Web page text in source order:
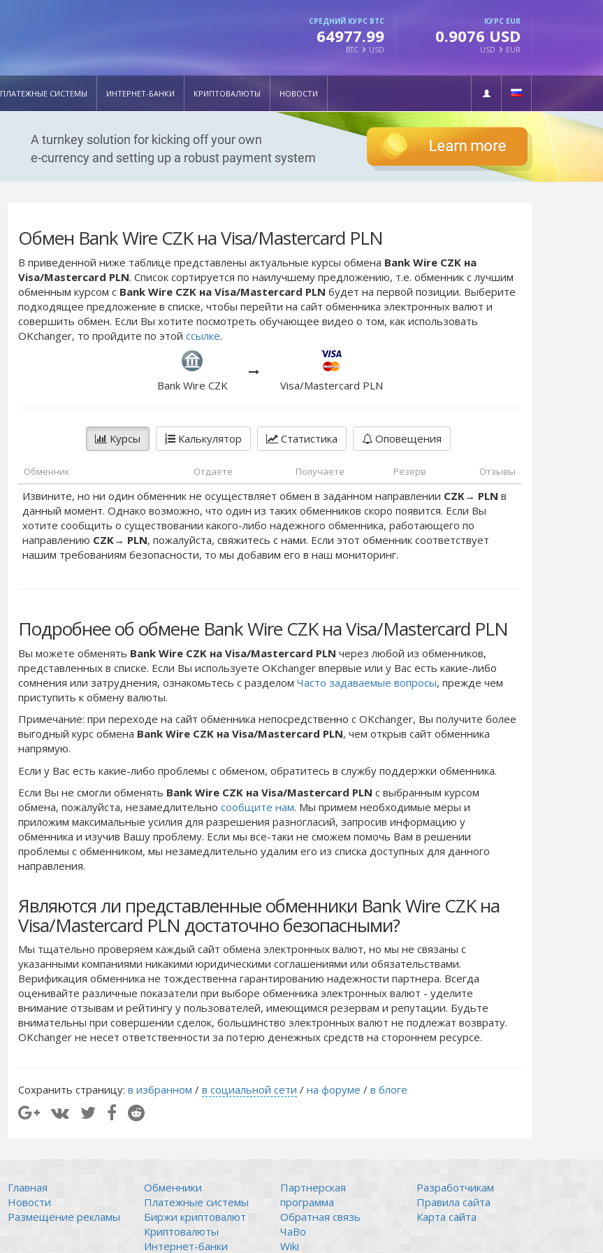
СРЕДНИЙ КУРС BTC
64977.99
BTC USD
КУРС EUR
0.9076 USD
USD EUR
ПЛАТЕЖНЫЕ СИСТЕМЫ ИНТЕРНЕТ-БАНКИ КРИПТОВАЛЮТЫ НОВОСТИ
Обмен Bank Wire CZK на Visa/Mastercard PLN
В приведенной ниже таблице представлены актуальные курсы обмена Bank Wire CZK на
Visa/Mastercard PLN. Список сортируется по наилучшему предложению, т.е. обменник с лучшим
обменным курсом с Bank Wire CZK на Visa/Mastercard PLN будет на первой позиции. Выберите
подходящее предложение в списке, чтобы перейти на сайт обменника электронных валют и
совершить обмен. Если Вы хотите посмотреть обучающее видео о том, как использовать
OKchanger, то пройдите по этой ссылке.
Bank Wire CZK Visa/Mastercard PLN
Курсы Калькулятор Статистика Оповещения
Обменник Отдаете Получаете Резерв Отзывы
Извините, но ни один обменник не осуществляет обмен в заданном направлении CZK→ PLN в
данный момент. Однако возможно, что один из таких обменников скоро появится. Если Вы
хотите сообщить о существовании какого-либо надежного обменника, работающего по
направлению CZK→ PLN, пожалуйста, свяжитесь с нами. Если этот обменник соответствует
нашим требованиям безопасности, то мы добавим его в наш мониторинг.
Подробнее об обмене Bank Wire CZK на Visa/Mastercard PLN
Вы можете обменять Bank Wire CZK на Visa/Mastercard PLN через любой из обменников,
представленных в списке. Если Вы используете OKchanger впервые или у Вас есть какие-либо
сомнения или затруднения, ознакомьтесь с разделом Часто задаваемые вопросы, прежде чем
приступить к обмену валюты.
Примечание: при переходе на сайт обменника непосредственно c OKchanger, Вы получите более
выгодный курс обмена Bank Wire CZK на Visa/Mastercard PLN, чем открыв сайт обменника
напрямую.
Если у Вас есть какие-либо проблемы с обменом, обратитесь в службу поддержки обменника.
Если Вы не смогли обменять Bank Wire CZK на Visa/Mastercard PLN с выбранным курсом
обмена, пожалуйста, незамедлительно сообщите нам. Мы примем необходимые меры и
приложим максимальные усилия для разрешения разногласий, запросив информацию у
обменника и изучив Вашу проблему. Если мы все-таки не сможем помочь Вам в решении
проблемы c обменником, мы незамедлительно удалим его из списка доступных для данного
направления.
Являются ли представленные обменники Bank Wire CZK на
Visa/Mastercard PLN достаточно безопасными?
Мы тщательно проверяем каждый сайт обмена электронных валют, но мы не связаны c
указанными компаниями никакими юридическими соглашениями или обязательствами.
Верификация обменника не тождественна гарантированию надежности партнера. Всегда
оценивайте различные показатели при выборе обменника электронных валют - уделите
внимание отзывам и рейтингу у пользователей, имеющимся резервам и репутации. Будьте
внимательны при совершении сделок, большинство электронных валют не подлежат возврату.
OKchanger не несет ответственности за потерю денежных средств на стороннем ресурсе.
Сохранить страницу: в избранном / в социальной сети / на форуме / в блоге
Главная
Новости
Размещение рекламы
Обменники
Платежные системы
Биржи криптовалют
Криптовалюты
Интернет-банки
Партнерская
программа
Обратная связь
ЧаВо
Wiki
Разработчикам
Правила сайта
Карта сайта